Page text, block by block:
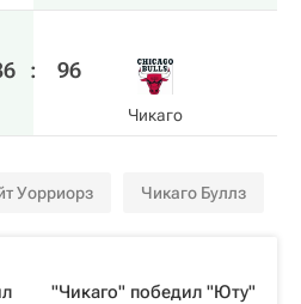
: 96
Чикаго
Уорриорз Чикаго Буллз
"Чикаго" победил "Юту"